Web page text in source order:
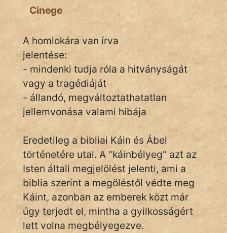
Szóláscsoportok
Szólások
Tréfás
SZÓLÁS
KÖZMONDÁS
PSZICHO
ZENE
Cinege
A homlokára van írva
jelentése:
- mindenki tudja róla a hitványságát
vagy a tragédiáját
- állandó, megváltoztathatatlan
jellemvonása valami hibája
Eredetileg a bibliai Káin és Ábel
történetére utal. A "káinbélyeg" azt az
Isten általi megjelölést jelenti, ami a
biblia szerint a megöléstől védte meg
Káint, azonban az emberek közt már
úgy terjedt el, mintha a gyilkosságért
lett volna megbélyegezve.